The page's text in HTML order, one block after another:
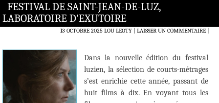
FESTIVAL DE SAINT-JEAN-DE-LUZ,
LABORATOIRE D’EXUTOIRE
13 OCTOBRE 2025 LOU LEOTY LAISSER UN COMMENTAIRE|
Dans la nouvelle édition du festival
luzien, la sélection de courts-métrages
s’est enrichie cette année, passant de
huit films à dix. En voyant tous les